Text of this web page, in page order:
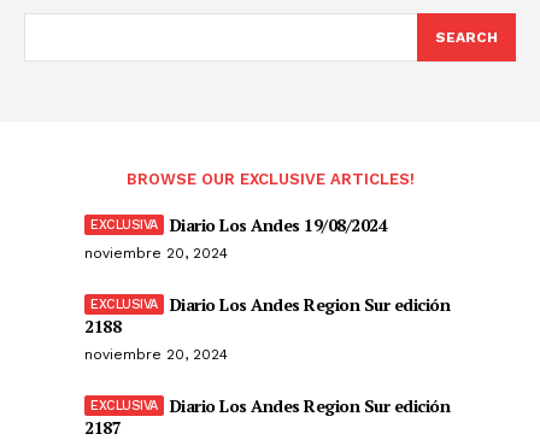
SEARCH
BROWSE OUR EXCLUSIVE ARTICLES!
Diario Los Andes 19/08/2024
noviembre 20, 2024
Diario Los Andes Region Sur edición
2188
noviembre 20, 2024
Diario Los Andes Region Sur edición
2187